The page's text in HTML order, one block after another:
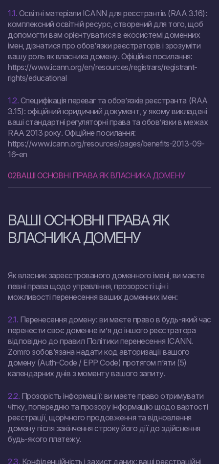
1.1. Освітні матеріали ICANN для реєстрантів (RAA 3.16):
комплексний освітній ресурс, створений для того, щоб
допомогти вам орієнтуватися в екосистемі доменних
імен, дізнатися про обов’язки реєстраторів і зрозуміти
вашу роль як власника домену. Офіційне посилання:
https://www.icann.org/en/resources/registrars/registrant-
rights/educational
1.2. Специфікація переваг та обов’язків реєстранта (RAA
3.15): офіційний юридичний документ, у якому викладені
ваші стандартні регуляторні права та обов’язки в межах
RAA 2013 року. Офіційне посилання:
https://www.icann.org/resources/pages/benefits-2013-09-
16-en
02ВАШІ ОСНОВНІ ПРАВА ЯК ВЛАСНИКА ДОМЕНУ
ВАШІ ОСНОВНІ ПРАВА ЯК
ВЛАСНИКА ДОМЕНУ
Як власник зареєстрованого доменного імені, ви маєте
певні права щодо управління, прозорості цін і
можливості перенесення ваших доменних імен:
2.1. Перенесення домену: ви маєте право в будь-який час
перенести своє доменне ім’я до іншого реєстратора
відповідно до правил Політики перенесення ICANN.
Zomro зобов’язана надати код авторизації вашого
домену (Auth-Code / EPP Code) протягом п’яти (5)
календарних днів з моменту вашого запиту.
2.2. Прозорість інформації: ви маєте право отримувати
чітку, попередню та прозору інформацію щодо вартості
реєстрації, щорічного продовження та відновлення
домену після закінчення строку його дії до здійснення
будь-якого платежу.
2.3. Конфіденційність і захист даних: ваші реєстраційні